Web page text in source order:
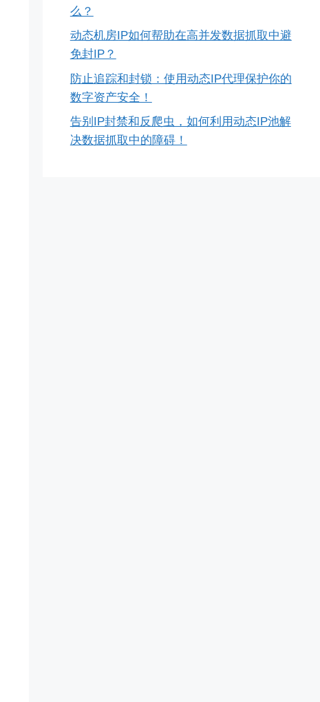
么？
动态机房IP如何帮助在高并发数据抓取中避
免封IP？
防止追踪和封锁：使用动态IP代理保护你的
数字资产安全！
告别IP封禁和反爬虫，如何利用动态IP池解
决数据抓取中的障碍！